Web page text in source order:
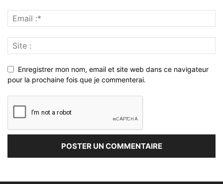
Enregistrer mon nom, email et site web dans ce navigateur
pour la prochaine fois que je commenterai.